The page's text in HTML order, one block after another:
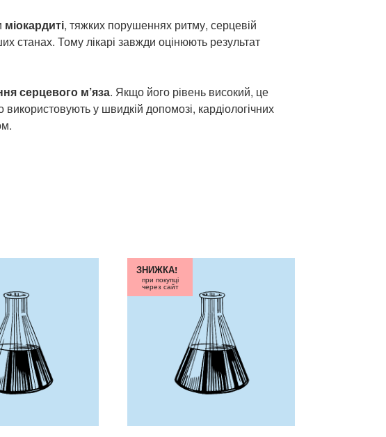
міокардиті, тяжких порушеннях ритму, серцевій
станах. Тому лікарі завжди оцінюють результат
серцевого м’яза. Якщо його рівень високий, це
у швидкій допомозі, кардіологічних
ЗНИЖКА!
при покупці
через сайт